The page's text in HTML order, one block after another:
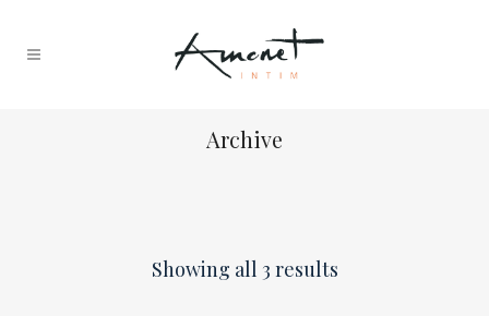
Archive
Showing all 3 results